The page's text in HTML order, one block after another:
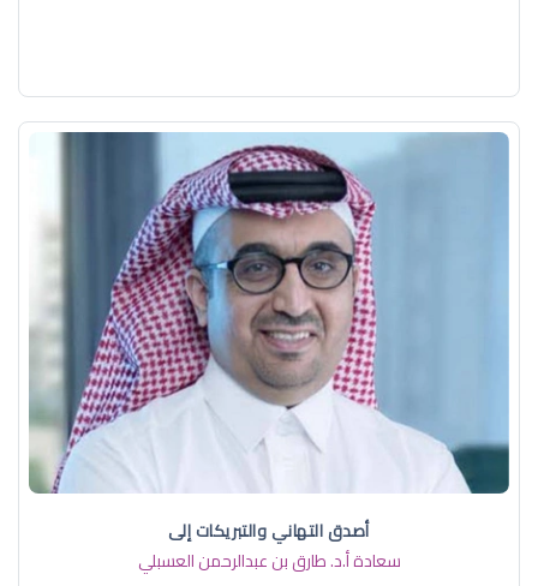
أصدق التهاني والتبريكات إلى
سعادة أ.د. ​طارق بن عبدالرحمن العسبلي